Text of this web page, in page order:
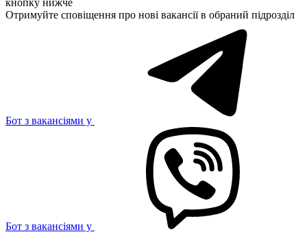
кнопку нижче
Отримуйте сповіщення про нові вакансії в обраний підрозділ
Бот з вакансіями у
Бот з вакансіями у